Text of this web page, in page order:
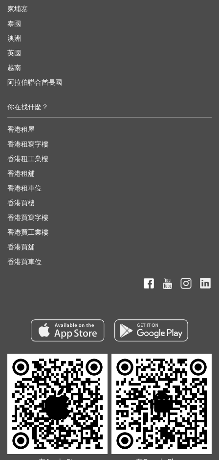
柬埔寨
泰國
澳洲
英國
越南
阿拉伯聯合酋長國
你在找什麼？
香港租屋
香港租寫字樓
香港租工業樓
香港租舖
香港租車位
香港買樓
香港買寫字樓
香港買工業樓
香港買舖
香港買車位